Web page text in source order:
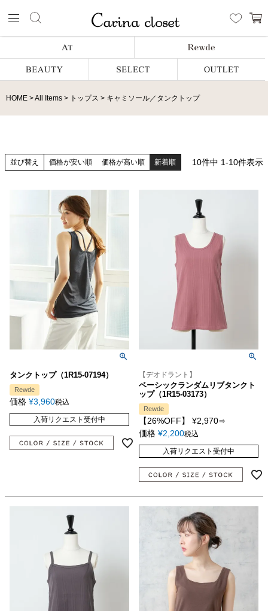
HOME All Items トップス キャミソール／タンクトップ
並び替え 価格が安い順 価格が高い順 新着順 10件中 1-10件表示
タンクトップ（1R15-07194）
Rewde
価格 ¥3,960税込
入荷リクエスト受付中
【デオドラント】
ベーシックランダムリブタンクト
ップ（1R15-03173）
Rewde
【26%OFF】 ¥2,970⇒
価格 ¥2,200税込
入荷リクエスト受付中